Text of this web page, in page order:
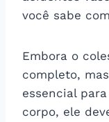
você sabe
Embora o
completo,
essencial
corpo, ele